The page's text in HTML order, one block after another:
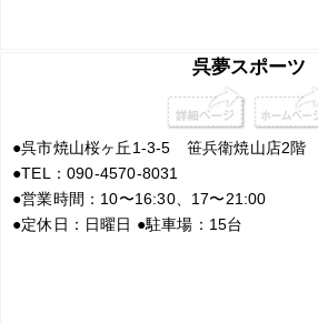
呉夢スポーツ
●呉市焼山桜ヶ丘1-3-5 笹兵衛焼山店2階
●TEL：090-4570-8031
●営業時間：10〜16:30、17〜21:00
●定休日：日曜日 ●駐車場：15台